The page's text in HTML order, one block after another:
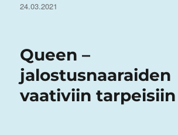
Julkaistu
24.03.2021
Queen –
jalostusnaaraiden
vaativiin tarpeisiin